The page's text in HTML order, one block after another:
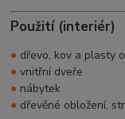
Použití (interiér)
● dřevo, kov a plasty
● vnitřní dveře
● nábytek
● dřevěné obložení,